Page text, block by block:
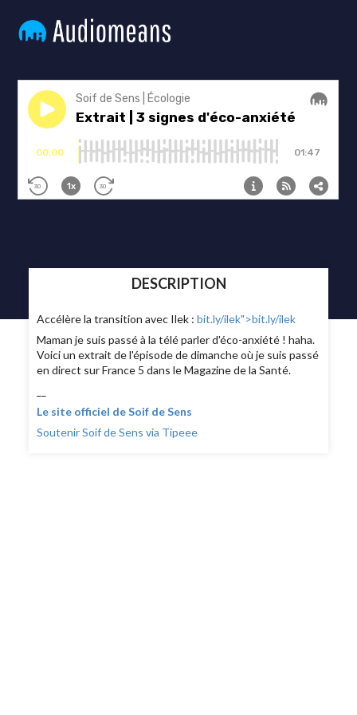
DESCRIPTION
Accélère la transition avec Ilek :bit.ly/ilek">bit.ly/ilek
Maman je suis passé à la télé parler d'éco-anxiété ! haha.
Voici un extrait de l'épisode de dimanche où je suis passé
en direct sur France 5 dans le Magazine de la Santé.
Le site officiel de Soif de Sens
Soutenir Soif de Sens via Tipeee